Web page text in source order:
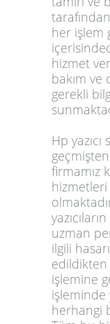
her işlem
hizmet
bakım ve
gerekli
Hp
firmamız
hizmetleri
uzman
ilgili
edildikten
işlemine
işleminde
herhangi